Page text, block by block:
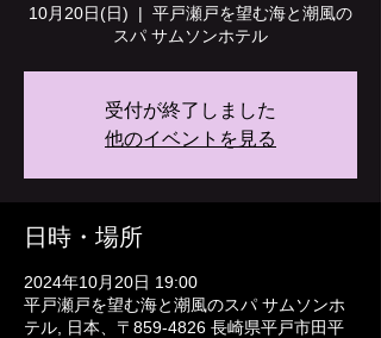
10月20日(日)
  |
平戸瀬戸を望む海と潮風の
スパ サムソンホテル
受付が終了しました
他のイベントを見る
日時・場所
2024年10月20日 19:00
平戸瀬戸を望む海と潮風のスパ サムソンホ
テル, 日本、〒859-4826 長崎県平戸市田平